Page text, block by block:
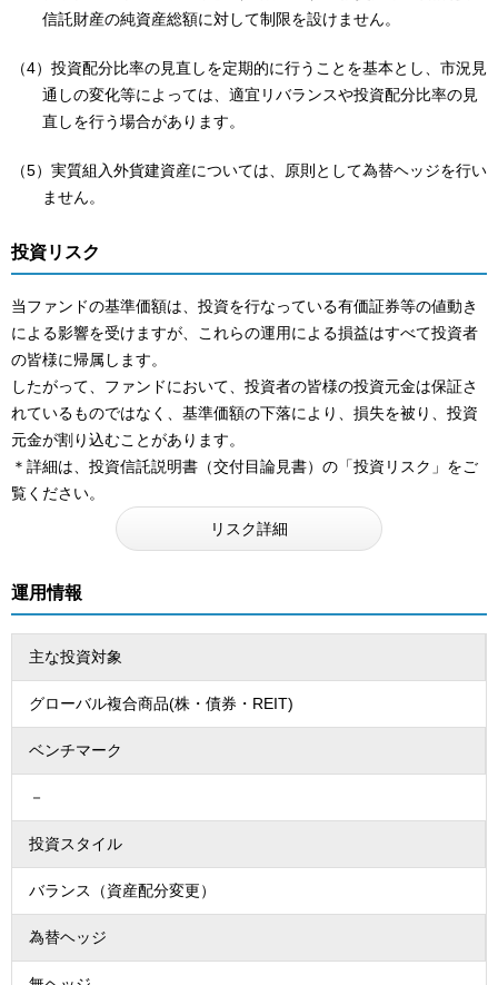
信託財産の純資産総額に対して制限を設けません。
（4）投資配分比率の見直しを定期的に行うことを基本とし、市況見
通しの変化等によっては、適宜リバランスや投資配分比率の見
直しを行う場合があります。
（5）実質組入外貨建資産については、原則として為替ヘッジを行い
ません。
投資リスク
当ファンドの基準価額は、投資を行なっている有価証券等の値動き
による影響を受けますが、これらの運用による損益はすべて投資者
の皆様に帰属します。
したがって、ファンドにおいて、投資者の皆様の投資元金は保証さ
れているものではなく、基準価額の下落により、損失を被り、投資
元金が割り込むことがあります。
＊詳細は、投資信託説明書（交付目論見書）の「投資リスク」をご
覧ください。
リスク詳細
運用情報
主な投資対象
グローバル複合商品(株・債券・REIT)
ベンチマーク
－
投資スタイル
バランス（資産配分変更）
為替ヘッジ